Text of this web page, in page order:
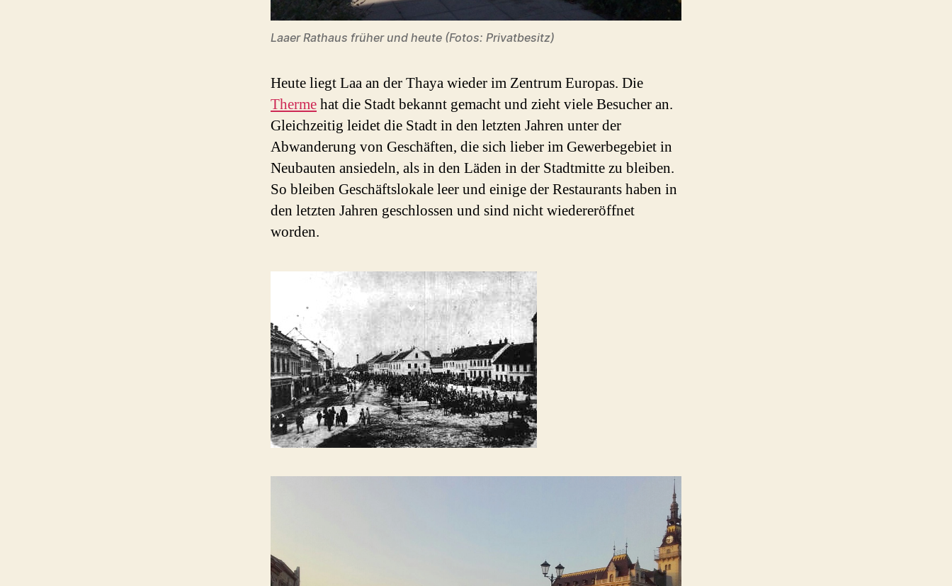
Laaer Rathaus früher und heute (Fotos: Privatbesitz)
Heute liegt Laa an der Thaya wieder im Zentrum Europas. Die
Thermehat die Stadt bekannt gemacht und zieht viele Besucher an.
Gleichzeitig leidet die Stadt in den letzten Jahren unter der
Abwanderung von Geschäften, die sich lieber im Gewerbegebiet in
Neubauten ansiedeln, als in den Läden in der Stadtmitte zu bleiben.
So bleiben Geschäftslokale leer und einige der Restaurants haben in
den letzten Jahren geschlossen und sind nicht wiedereröffnet
worden.